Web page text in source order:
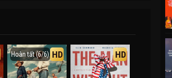
Hoàn tất (6/6) HD HD